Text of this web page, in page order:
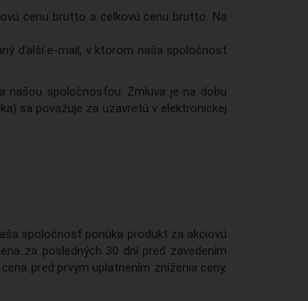
cenu brutto a celkovú cenu brutto. Na
ďalší e-mail, v ktorom naša spoločnosť
našou spoločnosťou. Zmluva je na dobu
sa považuje za uzavretú v elektronickej
spoločnosť ponúka produkt za akciovú
za posledných 30 dní pred zavedením
pred prvým uplatnením zníženia ceny,